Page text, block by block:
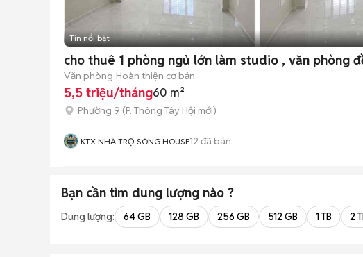
Tin nổi bật
cho thuê 1 phòng ngủ lớn làm studio , văn phòng
Văn phòng Hoàn thiện cơ bản
5,5 triệu/tháng60 m²
Phường 9 (P. Thông Tây Hội mới)
KTX NHÀ TRỌ SÓNG HOUSE12 đã bán
Bạn cần tìm dung lượng nào ?
Dung lượng: 64 GB 128 GB 256 GB 512 GB 1 TB 2